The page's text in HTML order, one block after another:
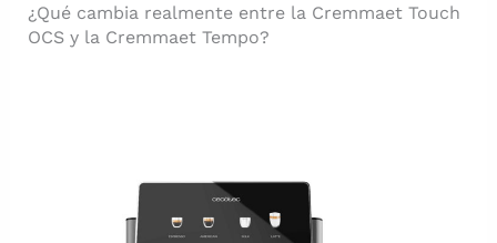
¿Qué cambia realmente entre la Cremmaet Touch
OCS y la Cremmaet Tempo?